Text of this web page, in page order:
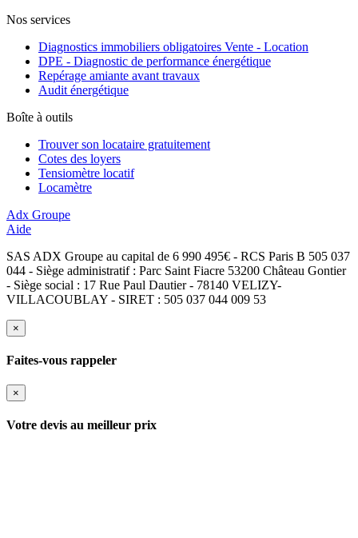
Nos services
Diagnostics immobiliers obligatoires Vente - Location
DPE - Diagnostic de performance énergétique
Repérage amiante avant travaux
Audit énergétique
Boîte à outils
Trouver son locataire gratuitement
Cotes des loyers
Tensiomètre locatif
Locamètre
Adx Groupe
Aide
SAS ADX Groupe au capital de 6 990 495€ - RCS Paris B 505 037
044 - Siège administratif : Parc Saint Fiacre 53200 Château Gontier
- Siège social : 17 Rue Paul Dautier - 78140 VELIZY-
VILLACOUBLAY - SIRET : 505 037 044 009 53
×
Faites-vous rappeler
×
Votre devis au meilleur prix